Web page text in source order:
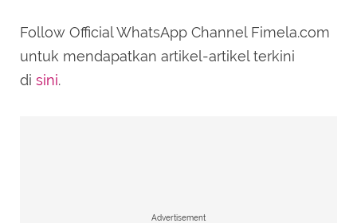
Follow Official WhatsApp Channel Fimela.com
untuk mendapatkan artikel-artikel terkini
di sini.
Advertisement